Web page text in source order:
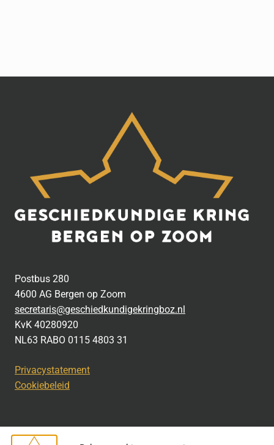
Postbus 280
4600 AG Bergen op Zoom
secretaris@geschiedkundigekringboz.nl
KvK 40280920
NL63 RABO 0115 4803 31
Privacystatement
Cookiebeleid